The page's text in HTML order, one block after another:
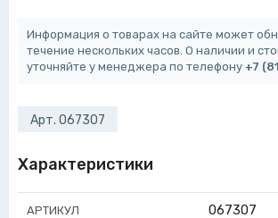
Информация о товарах на сайте может
течение нескольких часов. О наличии и
уточняйте у менеджера по телефону +7
Арт. 067307
Характеристики
АРТИКУЛ 067307